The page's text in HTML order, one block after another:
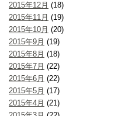
2015年12月 (18)
2015年11月 (19)
2015年10月 (20)
2015年9月 (19)
2015年8月 (18)
2015年7月 (22)
2015年6月 (22)
2015年5月 (17)
2015年4月 (21)